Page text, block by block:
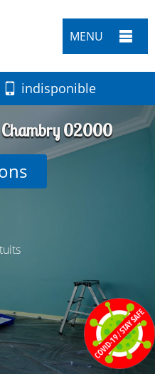
MENU
indisponible
02000